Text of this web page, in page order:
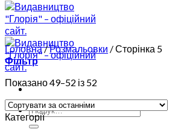
Шукати:
Головна/Розмальовки /Сторінка 5
Фільтр
Показано 49–52 із 52
Категорії